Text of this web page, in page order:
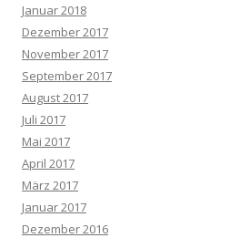
Januar 2018
Dezember 2017
November 2017
September 2017
August 2017
Juli 2017
Mai 2017
April 2017
März 2017
Januar 2017
Dezember 2016